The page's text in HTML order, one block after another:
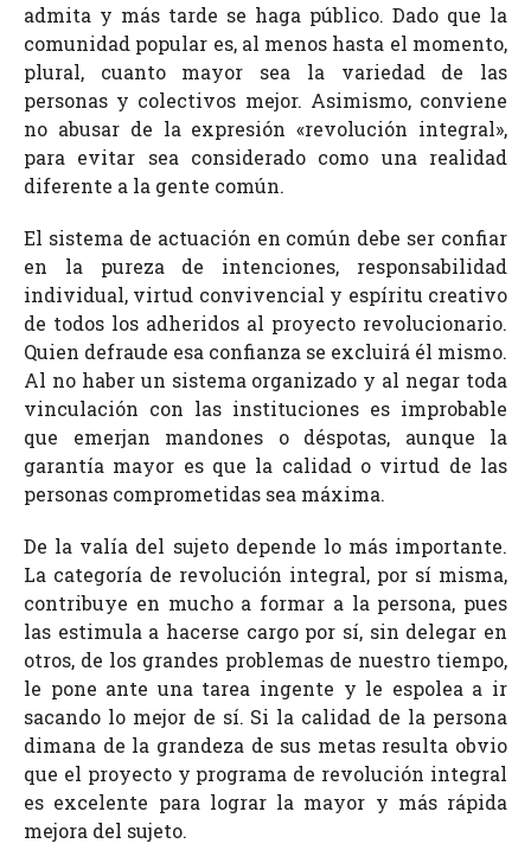
admita y más tarde se haga público. Dado que la
comunidad popular es, al menos hasta el momento,
plural, cuanto mayor sea la variedad de las
personas y colectivos mejor. Asimismo, conviene
no abusar de la expresión «revolución integral»,
para evitar sea considerado como una realidad
diferente a la gente común.
El sistema de actuación en común debe ser confiar
en la pureza de intenciones, responsabilidad
individual, virtud convivencial y espíritu creativo
de todos los adheridos al proyecto revolucionario.
Quien defraude esa confianza se excluirá él mismo.
Al no haber un sistema organizado y al negar toda
vinculación con las instituciones es improbable
que emerjan mandones o déspotas, aunque la
garantía mayor es que la calidad o virtud de las
personas comprometidas sea máxima.
De la valía del sujeto depende lo más importante.
La categoría de revolución integral, por sí misma,
contribuye en mucho a formar a la persona, pues
las estimula a hacerse cargo por sí, sin delegar en
otros, de los grandes problemas de nuestro tiempo,
le pone ante una tarea ingente y le espolea a ir
sacando lo mejor de sí. Si la calidad de la persona
dimana de la grandeza de sus metas resulta obvio
que el proyecto y programa de revolución integral
es excelente para lograr la mayor y más rápida
mejora del sujeto.